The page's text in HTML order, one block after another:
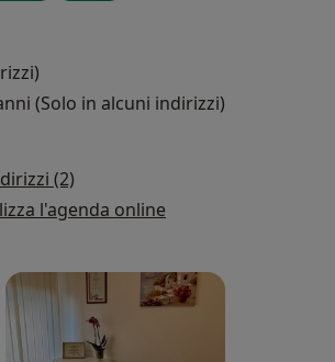
(Solo in alcuni indirizzi)
(2)
l'agenda online